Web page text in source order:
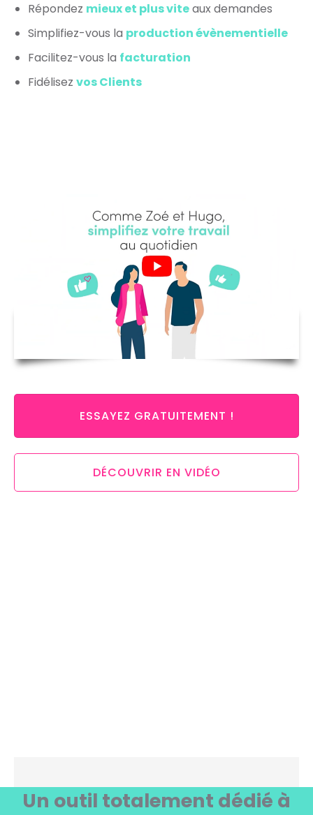
Répondez mieux et plus viteaux demandes
Simplifiez-vous la production évènementielle
Facilitez-vous la facturation
Fidélisez vos Clients
ESSAYEZ GRATUITEMENT !
DÉCOUVRIR EN VIDÉO
Un outil totalement dédié à